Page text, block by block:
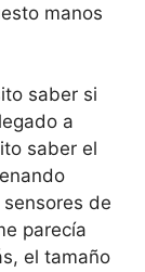
manos
saber si
a
saber el
de
parecía
el tamaño